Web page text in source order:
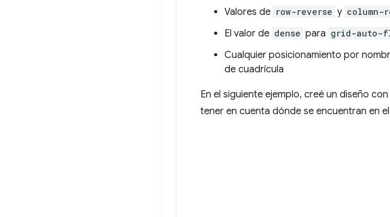
Valores de row-reverse y column-
El valor de dense para grid-auto-
Cualquier posicionamiento por
de cuadrícula
En el siguiente ejemplo, creé un diseño
tener en cuenta dónde se encuentran en